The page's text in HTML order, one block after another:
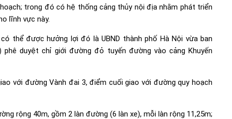
trong đó có hệ thống cảng thủy nội địa nhằm phát triển
lĩnh vực này.
thể được hưởng lợi đó là UBND thành phố Hà Nội vừa ban
phê duyệt chỉ giới đường đỏ tuyến đường vào cảng Khuyến
với đường Vành đai 3, điểm cuối giao với đường quy hoạch
rộng 40m, gồm 2 làn đường (6 làn xe), mỗi làn rộng 11,25m;